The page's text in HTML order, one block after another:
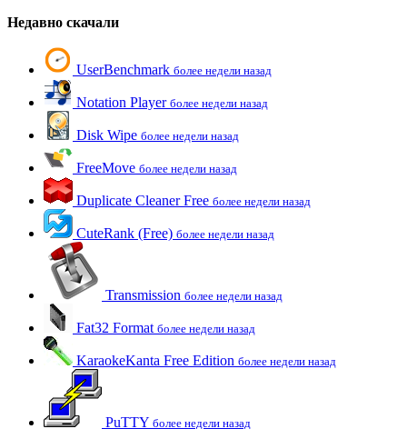
Недавно скачали
UserBenchmark более недели назад
Notation Player более недели назад
Disk Wipe более недели назад
FreeMove более недели назад
Duplicate Cleaner Free более недели назад
CuteRank (Free) более недели назад
Transmission более недели назад
Fat32 Format более недели назад
KaraokeKanta Free Edition более недели назад
PuTTY более недели назад